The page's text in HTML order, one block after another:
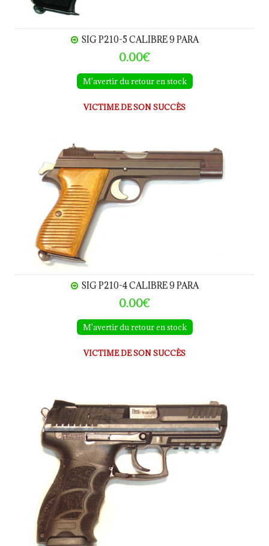
SIG P210-5 CALIBRE 9 PARA
0.00€
M'avertir du retour en stock
VICTIME DE SON SUCCÈS
SIG P210-4 calibre 9 Para
SIG P210-4 CALIBRE 9 PARA
0.00€
M'avertir du retour en stock
VICTIME DE SON SUCCÈS